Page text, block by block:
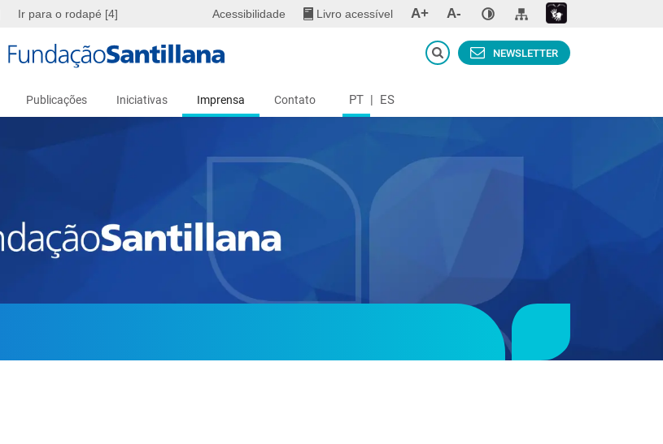
Ir para o rodapé [4] Acessibilidade Livro acessível A+ A-
Publicações Iniciativas Imprensa Contato PT | ES
NEWSLETTER